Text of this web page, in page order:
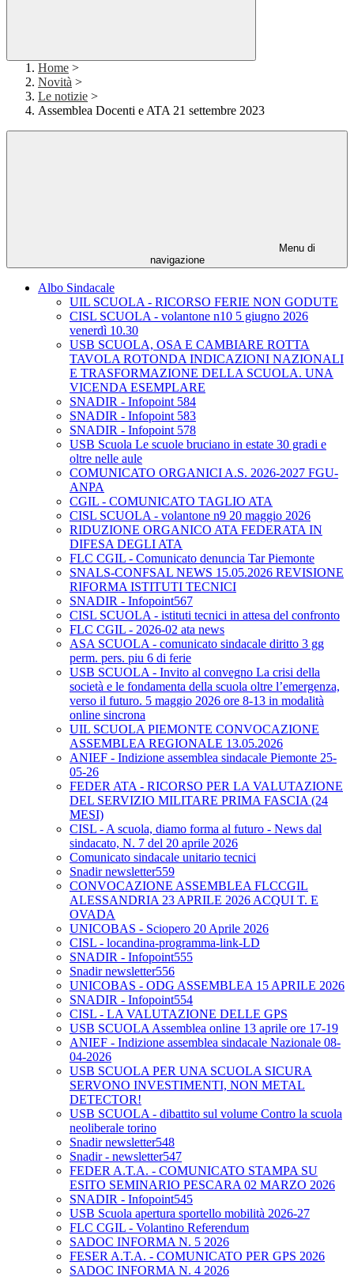
Home >
Novità >
Le notizie >
Assemblea Docenti e ATA 21 settembre 2023
Menu di
navigazione
Albo Sindacale
UIL SCUOLA - RICORSO FERIE NON GODUTE
CISL SCUOLA - volantone n10 5 giugno 2026
venerdì 10.30
USB SCUOLA, OSA E CAMBIARE ROTTA
TAVOLA ROTONDA INDICAZIONI NAZIONALI
E TRASFORMAZIONE DELLA SCUOLA. UNA
VICENDA ESEMPLARE
SNADIR - Infopoint 584
SNADIR - Infopoint 583
SNADIR - Infopoint 578
USB Scuola Le scuole bruciano in estate 30 gradi e
oltre nelle aule
COMUNICATO ORGANICI A.S. 2026-2027 FGU-
ANPA
CGIL - COMUNICATO TAGLIO ATA
CISL SCUOLA - volantone n9 20 maggio 2026
RIDUZIONE ORGANICO ATA FEDERATA IN
DIFESA DEGLI ATA
FLC CGIL - Comunicato denuncia Tar Piemonte
SNALS-CONFSAL NEWS 15.05.2026 REVISIONE
RIFORMA ISTITUTI TECNICI
SNADIR - Infopoint567
CISL SCUOLA - istituti tecnici in attesa del confronto
FLC CGIL - 2026-02 ata news
ASA SCUOLA - comunicato sindacale diritto 3 gg
perm. pers. piu 6 di ferie
USB SCUOLA - Invito al convegno La crisi della
società e le fondamenta della scuola oltre l’emergenza,
verso il futuro. 5 maggio 2026 ore 8-13 in modalità
online sincrona
UIL SCUOLA PIEMONTE CONVOCAZIONE
ASSEMBLEA REGIONALE 13.05.2026
ANIEF - Indizione assemblea sindacale Piemonte 25-
05-26
FEDER ATA - RICORSO PER LA VALUTAZIONE
DEL SERVIZIO MILITARE PRIMA FASCIA (24
MESI)
CISL - A scuola, diamo forma al futuro - News dal
sindacato, N. 7 del 20 aprile 2026
Comunicato sindacale unitario tecnici
Snadir newsletter559
CONVOCAZIONE ASSEMBLEA FLCCGIL
ALESSANDRIA 23 APRILE 2026 ACQUI T. E
OVADA
UNICOBAS - Sciopero 20 Aprile 2026
CISL - locandina-programma-link-LD
SNADIR - Infopoint555
Snadir newsletter556
UNICOBAS - ODG ASSEMBLEA 15 APRILE 2026
SNADIR - Infopoint554
CISL - LA VALUTAZIONE DELLE GPS
USB SCUOLA Assemblea online 13 aprile ore 17-19
ANIEF - Indizione assemblea sindacale Nazionale 08-
04-2026
USB SCUOLA PER UNA SCUOLA SICURA
SERVONO INVESTIMENTI, NON METAL
DETECTOR!
USB SCUOLA - dibattito sul volume Contro la scuola
neoliberale torino
Snadir newsletter548
Snadir - newsletter547
FEDER A.T.A. - COMUNICATO STAMPA SU
ESITO SEMINARIO PESCARA 02 MARZO 2026
SNADIR - Infopoint545
USB Scuola apertura sportello mobilità 2026-27
FLC CGIL - Volantino Referendum
SADOC INFORMA N. 5 2026
FESER A.T.A. - COMUNICATO PER GPS 2026
SADOC INFORMA N. 4 2026